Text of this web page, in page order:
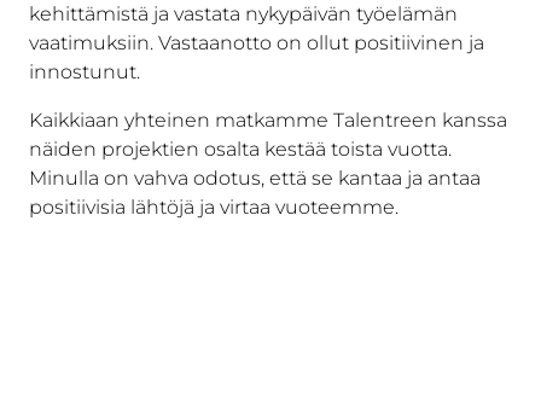
kehittämistä ja vastata nykypäivän työelämän
vaatimuksiin. Vastaanotto on ollut positiivinen ja
innostunut.
Kaikkiaan yhteinen matkamme Talentreen kanssa
näiden projektien osalta kestää toista vuotta.
Minulla on vahva odotus, että se kantaa ja antaa
positiivisia lähtöjä ja virtaa vuoteemme.